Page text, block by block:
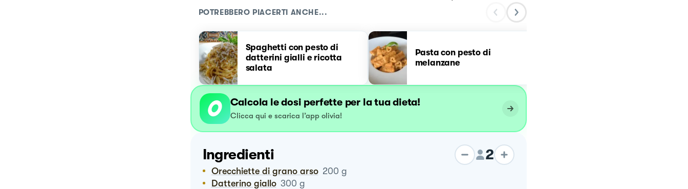
POTREBBERO PIACERTI ANCHE...
Spaghetti con pesto di
datterini gialli e ricotta
salata
Pasta con pesto di
melanzane
Calcola le dosi perfette per la tua dieta!
Clicca qui e scarica l’app olivia!
Ingredienti 2
Orecchiette di grano arso 200 g
Datterino giallo 300 g